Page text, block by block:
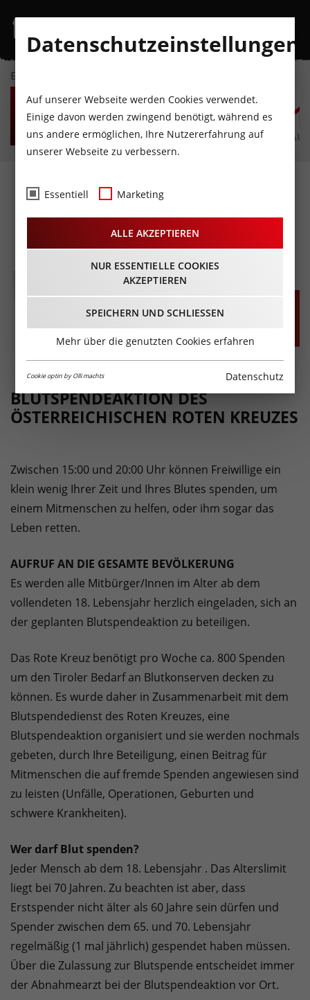
EVENTKALENDER
SO
9
AUGUST
MO
10
AUGUST
DI
11
AUGUST
MI
12
AUGUST
DO
13
AUGUST
BLUT SPENDEN RETTET
LEBEN
02.11.2023 - Beginn 15:00 Uhr
BLUTSPENDEAKTION DES
ÖSTERREICHISCHEN ROTEN KREUZES
Zwischen 15:00 und 20:00 Uhr können Freiwillige ein
klein wenig Ihrer Zeit und Ihres Blutes spenden, um
einem Mitmenschen zu helfen, oder ihm sogar das
Leben retten.
AUFRUF AN DIE GESAMTE BEVÖLKERUNG
Es werden alle Mitbürger/Innen im Alter ab dem
vollendeten 18. Lebensjahr herzlich eingeladen, sich an
der geplanten Blutspendeaktion zu beteiligen.
Das Rote Kreuz benötigt pro Woche ca. 800 Spenden
um den Tiroler Bedarf an Blutkonserven decken zu
können. Es wurde daher in Zusammenarbeit mit dem
Blutspendedienst des Roten Kreuzes, eine
Blutspendeaktion organisiert und sie werden nochmals
gebeten, durch Ihre Beteiligung, einen Beitrag für
Mitmenschen die auf fremde Spenden angewiesen sind
zu leisten (Unfälle, Operationen, Geburten und
schwere Krankheiten).
Wer darf Blut spenden?
Jeder Mensch ab dem 18. Lebensjahr . Das Alterslimit
liegt bei 70 Jahren. Zu beachten ist aber, dass
Erstspender nicht älter als 60 Jahre sein dürfen und
Spender zwischen dem 65. und 70. Lebensjahr
regelmäßig (1 mal jährlich) gespendet haben müssen.
Über die Zulassung zur Blutspende entscheidet immer
der Abnahmearzt bei der Blutspendeaktion vor Ort.
Datenschutzeinstellungen
Auf unserer Webseite werden Cookies verwendet.
Einige davon werden zwingend benötigt, während es
uns andere ermöglichen, Ihre Nutzererfahrung auf
unserer Webseite zu verbessern.
Essentiell Marketing
ALLE AKZEPTIEREN
NUR ESSENTIELLE COOKIES
AKZEPTIEREN
SPEICHERN UND SCHLIESSEN
Mehr über die genutzten Cookies erfahren
Cookie optin by Olli machts Datenschutz